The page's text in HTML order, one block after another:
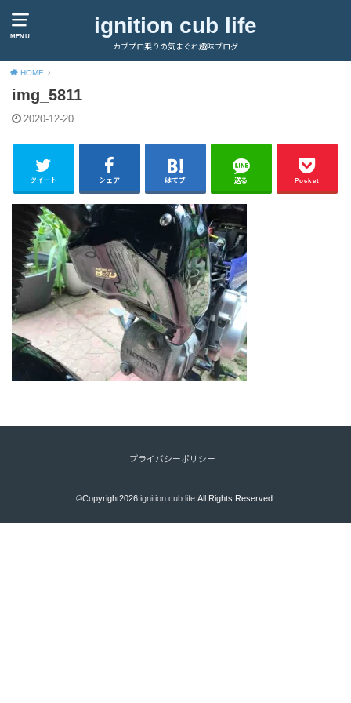
MENU ignition cub life
カブプロ乗りの気まぐれ趣味ブログ
HOME
img_5811
2020-12-20
ツイート シェア はてブ 送る Pocket
プライバシーポリシー
©Copyright2026 ignition cub life.All Rights Reserved.